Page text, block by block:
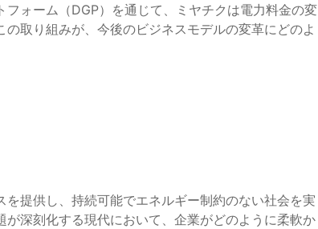
ォーム（DGP）を通じて、ミヤチクは電力料金の変
取り組みが、今後のビジネスモデルの変革にどのよ
提供し、持続可能でエネルギー制約のない社会を実
深刻化する現代において、企業がどのように柔軟か